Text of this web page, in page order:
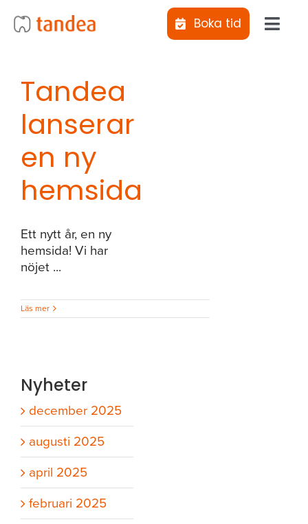
Boka tid
Kliniker
Behandlingar
Abonnemangs­tandvård
Tiotandvård
Tandea
lanserar
en ny
hemsida
Ett nytt år, en ny
hemsida! Vi har
nöjet ...
Läs mer
Nyheter
december 2025
augusti 2025
april 2025
februari 2025